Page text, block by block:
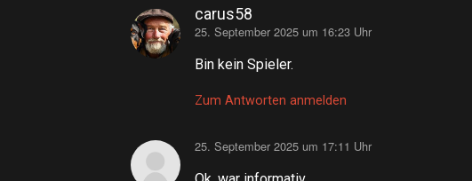
carus58
sagt:
25. September 2025 um 16:23 Uhr
Bin kein Spieler.
Zum Antworten anmelden
sagt:
25. September 2025 um 17:11 Uhr